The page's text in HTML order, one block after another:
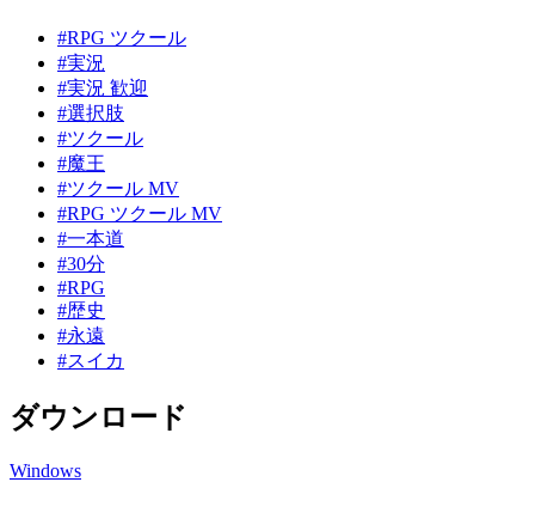
#RPG ツクール
#実況
#実況 歓迎
#選択肢
#ツクール
#魔王
#ツクール MV
#RPG ツクール MV
#一本道
#30分
#RPG
#歴史
#永遠
#スイカ
ダウンロード
Windows